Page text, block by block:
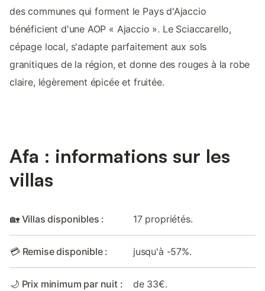
des communes qui forment le Pays d'Ajaccio
bénéficient d'une AOP « Ajaccio ». Le Sciaccarello,
cépage local, s'adapte parfaitement aux sols
granitiques de la région, et donne des rouges à la robe
claire, légèrement épicée et fruitée.
Afa : informations sur les
villas
🏡 Villas disponibles : 17 propriétés.
💳 Remise disponible : jusqu'à -57%.
🌙 Prix minimum par nuit : de 33€.